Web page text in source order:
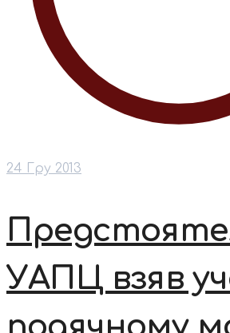
24 Гру 2013
УАПЦ взяв